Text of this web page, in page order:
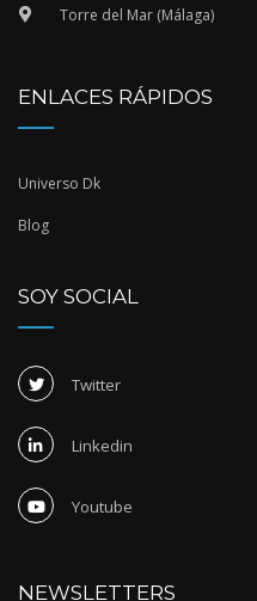
Torre del Mar (Málaga)
ENLACES RÁPIDOS
Universo Dk
Blog
SOY SOCIAL
Twitter
Linkedin
Youtube
NEWSLETTERS